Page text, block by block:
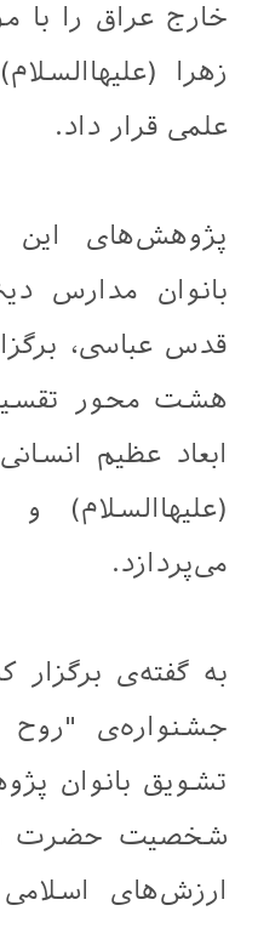
خارج عراق را
زهرا
علمی قرار داد.
پژوهش‌های این
بانوان مدارس
قدس عباسی،
هشت محور
ابعاد عظیم
(علیهاالسلام)
می‌پردازد.
به گفته‌ی برگزار
جشنواره‌ی "روح
تشویق بانوان
شخصیت حضرت
ارزش‌های